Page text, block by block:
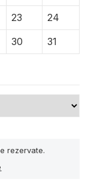
23
24
30 31
rezervate.